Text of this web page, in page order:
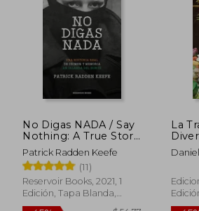
No Digas NADA / Say
Nothing: A True Story
of Murder and
Memory in Northern
Ireland
Patrick Radden Keefe
(11)
Reservoir Books, 2021, 1
Edición, Tapa Blanda,
Nuevo
La